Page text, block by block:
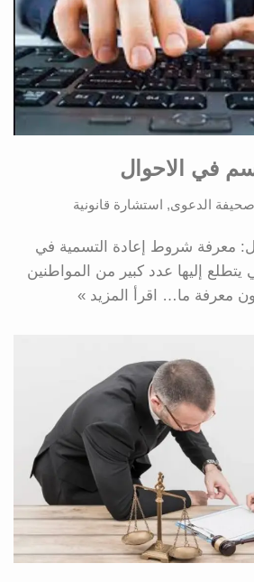
في الاحوال
صحيفة الدعوى, استشارة قانونية
معرفة شروط إعادة التسمية في
يتطلع إليها عدد كبير من المواطنين
معرفة ما…
اقرأ المزيد »